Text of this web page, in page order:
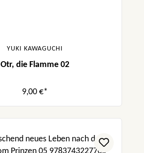
YUKI KAWAGUCHI
Otr, die Flamme 02
9,00 €*